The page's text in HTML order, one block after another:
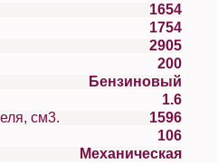
1654
1754
2905
200
Бензиновый
1.6
Рабочий объем двигателя, см3.
1596
106
Механическая